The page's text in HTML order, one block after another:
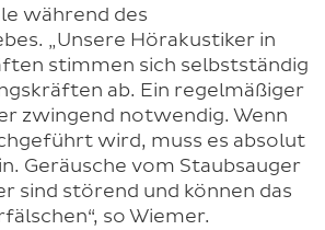
während des
„Unsere Hörakustiker in
stimmen sich selbstständig
ab. Ein regelmäßiger
zwingend notwendig. Wenn
wird, muss es absolut
Geräusche vom Staubsauger
sind störend und können das
so Wiemer.